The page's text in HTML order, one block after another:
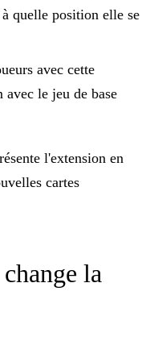
quelle position elle se
avec cette
le jeu de base
l'extension en
cartes
la